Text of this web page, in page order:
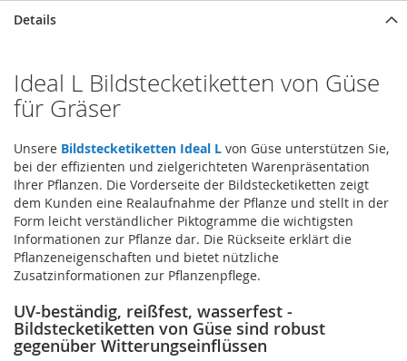
Details
Ideal L Bildstecketiketten von Güse
für Gräser
Unsere Bildstecketiketten Ideal L von Güse unterstützen Sie,
bei der effizienten und zielgerichteten Warenpräsentation
Ihrer Pflanzen. Die Vorderseite der Bildstecketiketten zeigt
dem Kunden eine Realaufnahme der Pflanze und stellt in der
Form leicht verständlicher Piktogramme die wichtigsten
Informationen zur Pflanze dar. Die Rückseite erklärt die
Pflanzeneigenschaften und bietet nützliche
Zusatzinformationen zur Pflanzenpflege.
UV-beständig, reißfest, wasserfest -
Bildstecketiketten von Güse sind robust
gegenüber Witterungseinflüssen